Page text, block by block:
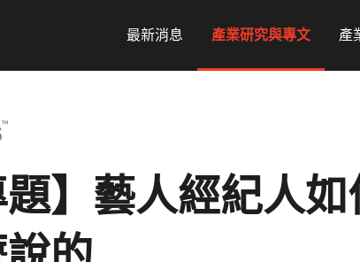
最新消息 產業研究與專文 產
題】藝人經紀人